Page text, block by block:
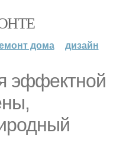
дома дизайн
эффектной